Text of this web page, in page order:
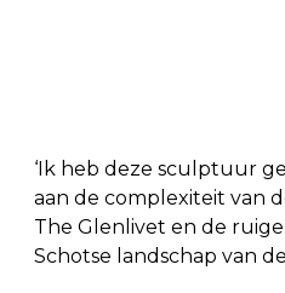
‘Ik heb deze sculptuur
aan de complexiteit van
The Glenlivet en de
Schotse landschap van